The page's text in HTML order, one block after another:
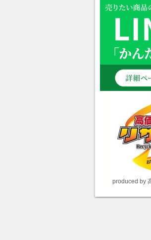
produced by